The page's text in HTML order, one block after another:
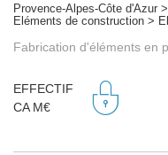
Provence-Alpes-Côte d'Azur
Eléments de construction >
Fabrication d'éléments en
EFFECTIF
CA M€